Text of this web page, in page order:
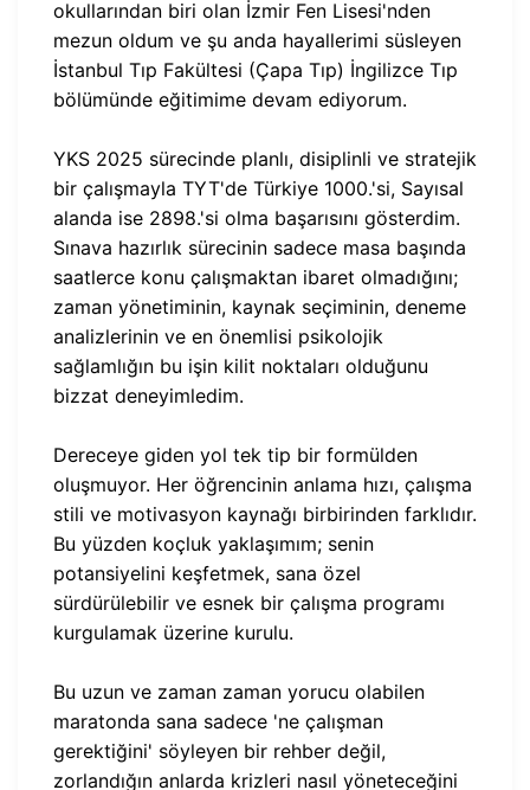
okullarından biri olan İzmir Fen Lisesi'nden
mezun oldum ve şu anda hayallerimi süsleyen
İstanbul Tıp Fakültesi (Çapa Tıp) İngilizce Tıp
bölümünde eğitimime devam ediyorum.
YKS 2025 sürecinde planlı, disiplinli ve stratejik
bir çalışmayla TYT'de Türkiye 1000.'si, Sayısal
alanda ise 2898.'si olma başarısını gösterdim.
Sınava hazırlık sürecinin sadece masa başında
saatlerce konu çalışmaktan ibaret olmadığını;
zaman yönetiminin, kaynak seçiminin, deneme
analizlerinin ve en önemlisi psikolojik
sağlamlığın bu işin kilit noktaları olduğunu
bizzat deneyimledim.
Dereceye giden yol tek tip bir formülden
oluşmuyor. Her öğrencinin anlama hızı, çalışma
stili ve motivasyon kaynağı birbirinden farklıdır.
Bu yüzden koçluk yaklaşımım; senin
potansiyelini keşfetmek, sana özel
sürdürülebilir ve esnek bir çalışma programı
kurgulamak üzerine kurulu.
Bu uzun ve zaman zaman yorucu olabilen
maratonda sana sadece 'ne çalışman
gerektiğini' söyleyen bir rehber değil,
zorlandığın anlarda krizleri nasıl yöneteceğini